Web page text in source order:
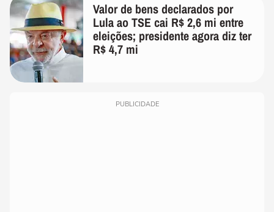
Valor de bens declarados por
Lula ao TSE cai R$ 2,6 mi entre
eleições; presidente agora diz ter
R$ 4,7 mi
PUBLICIDADE